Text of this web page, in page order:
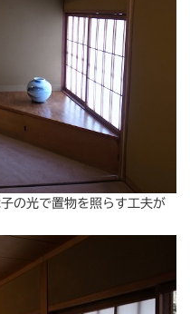
の光で置物を照らす工夫が